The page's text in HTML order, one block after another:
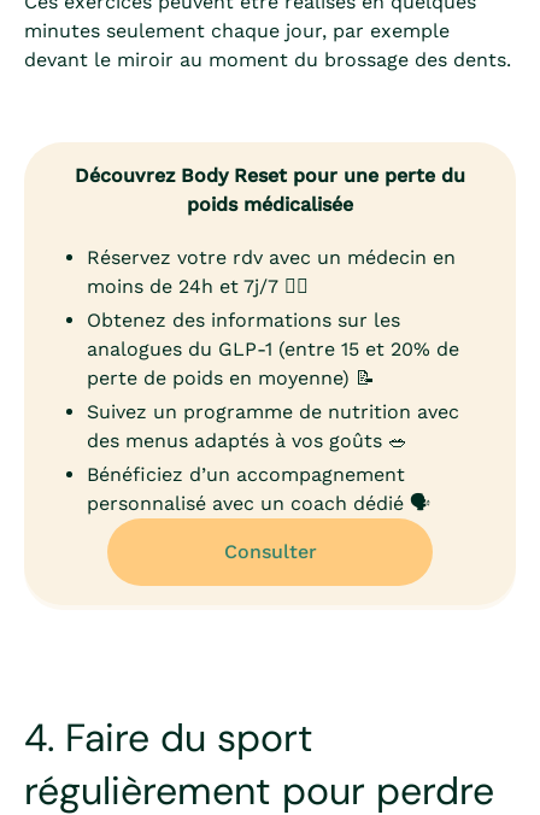
minutes seulement chaque jour, par exemple
devant le miroir au moment du brossage des dents.
Découvrez Body Reset pour une perte du
poids médicalisée
Réservez votre rdv avec un médecin en
moins de 24h et 7j/7 👨‍⚕️
Obtenez des informations sur les
analogues du GLP-1 (entre 15 et 20% de
perte de poids en moyenne) 📝
Suivez un programme de nutrition avec
des menus adaptés à vos goûts 🥗
Bénéficiez d’un accompagnement
personnalisé avec un coach dédié 🗣️
Consulter
4. Faire du sport
régulièrement pour perdre